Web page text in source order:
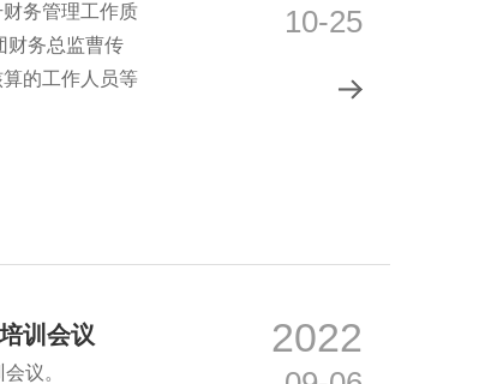
务管理工作质
财务总监曹传
的工作人员等
10-25
训会议
议。
2022